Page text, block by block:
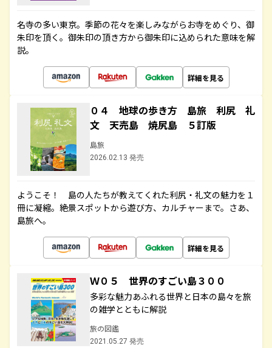
名寺の多い東京。季節の花々を楽しみながらお寺をめぐり、御
朱印を頂く。御朱印の頂き方から御朱印に込められた意味を解
説。
詳細を見る
０４ 地球の歩き方 島旅 利尻 礼
文 天売島 焼尻島 ５訂版
島旅
2026.02.13 発売
ようこそ！ 島の人たちが教えてくれた利尻・礼文の魅力を１
冊に凝縮。絶景スポットから遊び方、カルチャーまで。さあ、
島旅へ。
詳細を見る
Ｗ０５ 世界のすごい島３００
多彩な魅力あふれる世界と日本の島々を旅
の雑学とともに解説
旅の図鑑
2021.05.27 発売